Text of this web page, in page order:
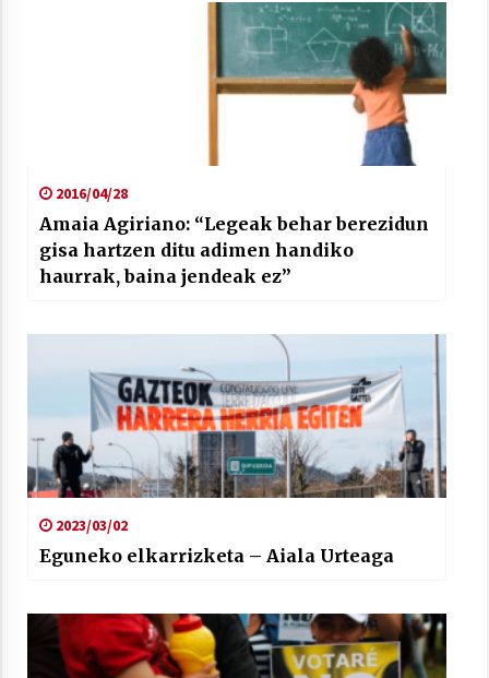
2016/04/28
Amaia Agiriano: “Legeak behar berezidun
gisa hartzen ditu adimen handiko
haurrak, baina jendeak ez”
2023/03/02
Eguneko elkarrizketa – Aiala Urteaga